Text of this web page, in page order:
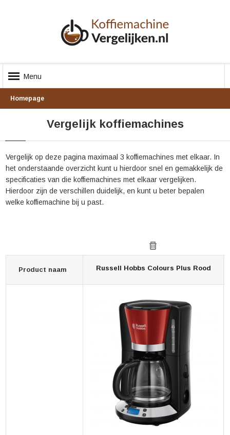
Menu
Homepage
Vergelijk koffiemachines
Vergelijk op deze pagina maximaal 3 koffiemachines met elkaar. In
het onderstaande overzicht kunt u hierdoor snel en gemakkelijk de
specificaties van die koffiemachines met elkaar vergelijken.
Hierdoor zijn de verschillen duidelijk, en kunt u beter bepalen
welke koffiemachine bij u past.
Product naam Russell Hobbs Colours Plus Rood